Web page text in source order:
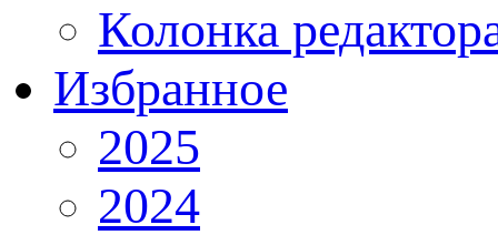
Колонка
Избранное
2025
2024